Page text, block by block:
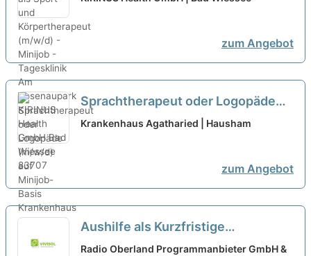
zum Angebot
Sprachtherapeut oder Logopäde
(m/w/d) auf Minijob-Basis neu
Krankenhaus Agatharied | Hausham
zum Angebot
Aushilfe als Kurzfristige
Beschäftigung oder Minijob als
Radio Oberland Programmanbieter GmbH &